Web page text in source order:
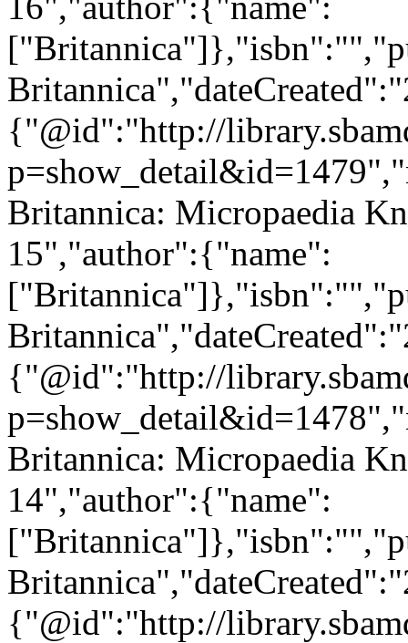
{"@id":"http://
Britannica: Micropaedia
15","author":{"name":
{"@id":"http://
Britannica: Micropaedia
14","author":{"name":
{"@id":"http://